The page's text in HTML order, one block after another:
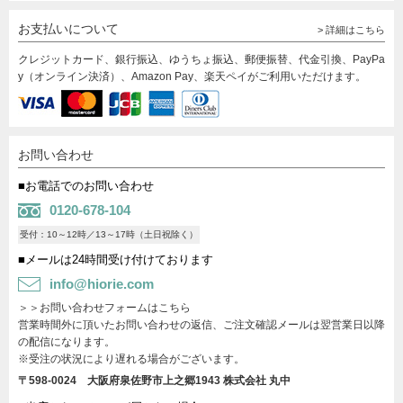
お支払いについて > 詳細はこちら
クレジットカード、銀行振込、ゆうちょ振込、郵便振替、代金引換、PayPa
y（オンライン決済）、Amazon Pay、楽天ペイがご利用いただけます。
お問い合わせ
■お電話でのお問い合わせ
0120-678-104
受付：10～12時／13～17時（土日祝除く）
■メールは24時間受け付けております
info@hiorie.com
＞＞お問い合わせフォームはこちら
営業時間外に頂いたお問い合わせの返信、ご注文確認メールは翌営業日以降
の配信になります。
※受注の状況により遅れる場合がございます。
〒598-0024 大阪府泉佐野市上之郷1943 株式会社 丸中